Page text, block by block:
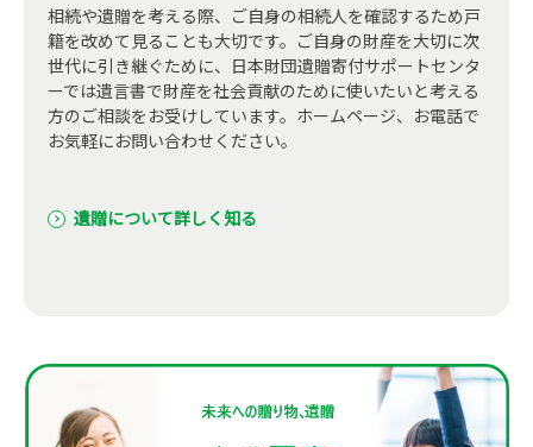
相続や遺贈を考える際、ご自身の相続人を確認するため戸
籍を改めて見ることも大切です。ご自身の財産を大切に次
世代に引き継ぐために、日本財団遺贈寄付サポートセンタ
ーでは遺言書で財産を社会貢献のために使いたいと考える
方のご相談をお受けしています。ホームページ、お電話で
お気軽にお問い合わせください。
遺贈について詳しく知る